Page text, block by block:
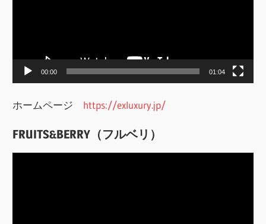
ー
00:00 01:04
ホームページ https://exluxury.jp/
FRUITS&BERRY（フルベリ）